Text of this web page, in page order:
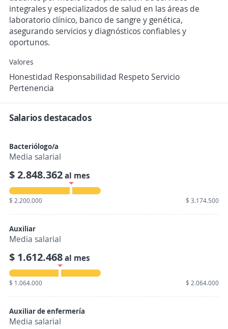
integrales y especializados de salud en las áreas de
laboratorio clínico, banco de sangre y genética,
asegurando servicios y diagnósticos confiables y
oportunos.
Valores
Honestidad Responsabilidad Respeto Servicio
Pertenencia
Salarios destacados
Bacteriólogo/a
Media salarial
$ 2.848.362al mes
$ 2.200.000 $ 3.174.500
Auxiliar
Media salarial
$ 1.612.468al mes
$ 1.064.000 $ 2.064.000
Auxiliar de enfermería
Media salarial